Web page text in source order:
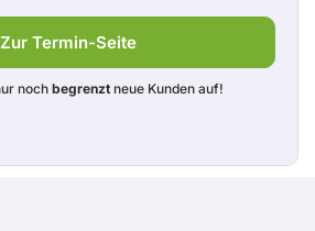
Zur Termin-Seite
nochbegrenztneue Kunden auf!